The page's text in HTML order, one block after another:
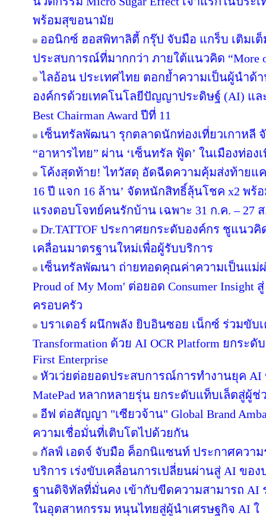
พร้อมสุขอนามัย
ออนิกซ์ ฮอสพิทาลิตี้ กรุ๊ป จับมือ แกร็บ เติมเ
ประสบการณ์ที่มากกว่า ภายใต้แนวคิด “More
ไลอ้อน ประเทศไทย ตอกย้ำความเป็นผู้นำด้
องค์กรด้วยเทคโนโลยีปัญญาประดิษฐ์ (AI) และ
Best Chairman Award ปีที่ 11
เซ็นทรัลพัฒนา รุกตลาดนักท่องเที่ยวเกาหลี
“อาหารไทย” ผ่าน ‘เซ็นทรัล ฟู้ด’ ในเมืองท่อง
โค้งสุดท้าย! ไทวัสดุ อัดฉีดความคุ้มส่งท้ายแ
16 ปี แจก 16 ล้าน’ จัดหนักสิทธิ์ลุ้นโชค x2 พ
แรงตอบโจทย์คนรักบ้าน เฉพาะ 31 ก.ค. – 27
Dr.TATTOF ประกาศยกระดับองค์กร ชูแนว
เคลื่อนมาตรฐานใหม่เพื่อผู้รับบริการ
เซ็นทรัลพัฒนา ถ่ายทอดคุณค่าความเป็นแม่ผ่า
Proud of My Mom' ต่อยอด Consumer Insight
ครอบครัว
บราเดอร์ ผนึกพลัง ยิบอินซอย เน็กซ์ ร่วมขับเ
Transformation ด้วย AI OCR Platform ยกระ
First Enterprise
หัวเว่ยต่อยอดประสบการณ์การทำงานยุค AI
MatePad หลากหลายรุ่น ยกระดับแท็บเล็ตสู่ผู้
อีฟ ต่อสัญญา "เซียวจ้าน" Global Brand
ความเชื่อมั่นที่เติบโตไปด้วยกัน
กัลฟ์ เอดจ์ จับมือ ค็อกนิแซนท์ ประกาศควา
บริการ เร่งขับเคลื่อนการเปลี่ยนผ่านสู่ AI ขอ
ฐานดิจิทัลที่มั่นคง เข้ากับขีดความสามารถ AI
ในอุตสาหกรรม หนุนไทยสู่ผู้นำเศรษฐกิจ AI ใ